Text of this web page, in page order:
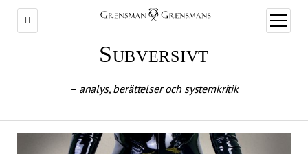
öppna
meny
Subversivt
– analys, berättelser och systemkritik